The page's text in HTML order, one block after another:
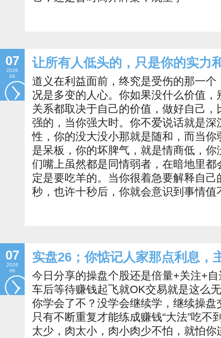
07
2026
06
让所有人低头的，只是你的实力
道义在利益面前，终究是受伤的那一
况是多变的人心。你如果没什么价值
关系都取决于自己的价值，做好自己
强的，当你强大时。你不爱说话就是
性，你的没大没小那就是随和，而当
是呆板，你的坏脾气，就是情商低，
们嘴上虽然都是同情弱者，在暗地里
定是要吃羊的。当你很着急要解释自
秒，也许十秒后，你就会意识到事情值
07
2026
06
实盘26；你惦记人家那点利息，
今日分享的操盘个股还是倍量+关注+
车后等待赚钱起飞就OK交易就是这么
你学会了不？没学会继续学，继续操
只有不断重复才能练成赚钱“大法”吃不
太少，肉太小，肉小肉少不怕，就怕